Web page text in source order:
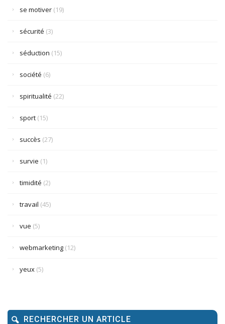
se motiver (19)
sécurité (3)
séduction (15)
société (6)
spiritualité (22)
sport (15)
succès (27)
survie (1)
timidité (2)
travail (45)
vue (5)
webmarketing (12)
yeux (5)
RECHERCHER UN ARTICLE